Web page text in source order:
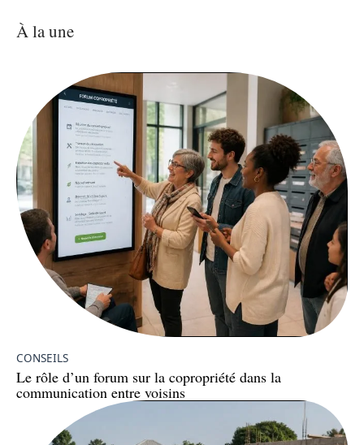
À la une
CONSEILS
Le rôle d’un forum sur la copropriété dans la
communication entre voisins